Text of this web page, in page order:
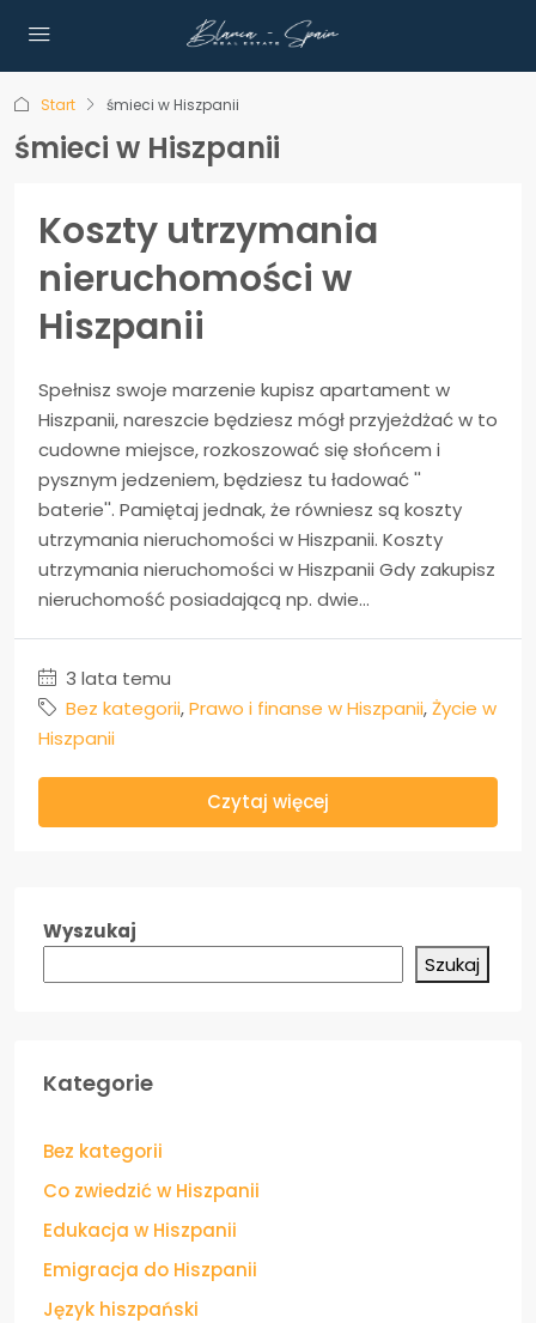
Start śmieci w Hiszpanii
śmieci w Hiszpanii
Koszty utrzymania
nieruchomości w
Hiszpanii
Spełnisz swoje marzenie kupisz apartament w
Hiszpanii, nareszcie będziesz mógł przyjeżdżać w to
cudowne miejsce, rozkoszować się słońcem i
pysznym jedzeniem, będziesz tu ładować ''
baterie''. Pamiętaj jednak, że równiesz są koszty
utrzymania nieruchomości w Hiszpanii. Koszty
utrzymania nieruchomości w Hiszpanii Gdy zakupisz
nieruchomość posiadającą np. dwie...
3 lata temu
Bez kategorii,Prawo i finanse w Hiszpanii,Życie w
Hiszpanii
Czytaj więcej
Wyszukaj
Szukaj
Kategorie
Bez kategorii
Co zwiedzić w Hiszpanii
Edukacja w Hiszpanii
Emigracja do Hiszpanii
Język hiszpański